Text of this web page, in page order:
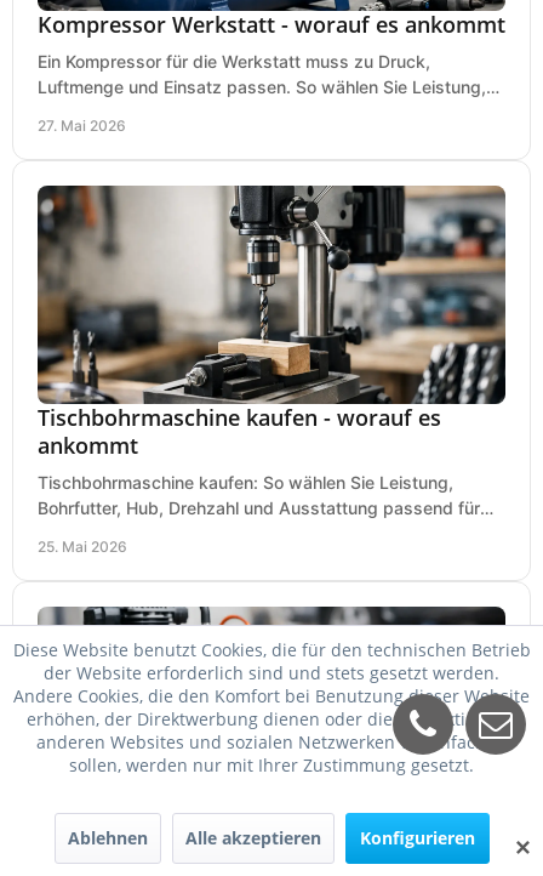
Kompressor Werkstatt - worauf es ankommt
Ein Kompressor für die Werkstatt muss zu Druck,
Luftmenge und Einsatz passen. So wählen Sie Leistung,
27. Mai 2026
Tischbohrmaschine kaufen - worauf es
ankommt
Tischbohrmaschine kaufen: So wählen Sie Leistung,
Bohrfutter, Hub, Drehzahl und Ausstattung passend für
25. Mai 2026
Welcher Kompressor für Schlagschrauber? ✕
Diese Website benutzt Cookies, die für den technischen Betrieb
der Website erforderlich sind und stets gesetzt werden.
Andere Cookies, die den Komfort bei Benutzung dieser Website
erhöhen, der Direktwerbung dienen oder die Interaktion mit
anderen Websites und sozialen Netzwerken vereinfachen
sollen, werden nur mit Ihrer Zustimmung gesetzt.
Ablehnen Alle akzeptieren Konfigurieren